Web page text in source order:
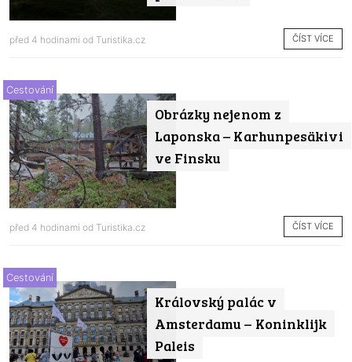
před 4 hodinami od Turistika.cz ČÍST VÍCE
Obrázky nejenom z
Laponska – Karhunpesäkivi
ve Finsku
Cestování
před 4 hodinami od Turistika.cz ČÍST VÍCE
Královský palác v
Amsterdamu – Koninklijk
Paleis
Cestování